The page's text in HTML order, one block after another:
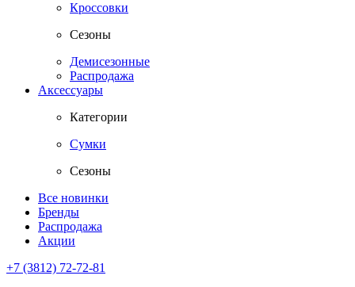
Кроссовки
Сезоны
Демисезонные
Распродажа
Аксессуары
Категории
Сумки
Сезоны
Все новинки
Бренды
Распродажа
Акции
+7 (3812) 72-72-81